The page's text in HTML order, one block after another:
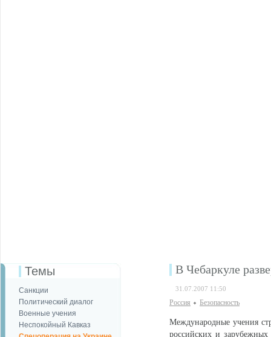
Темы
Санкции
Политический диалог
Военные учения
Неспокойный Кавказ
В Чебаркуле
31.07.2007 11:50
Россия Безопаcность
Международные учения
российских и